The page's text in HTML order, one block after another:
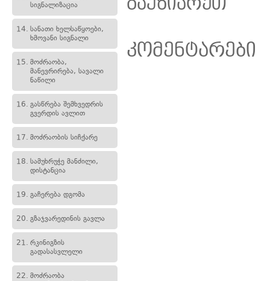
სიგნალიზაცია
14. სანათი ხელსაწყოები,
ხმოვანი სიგნალი
15. მოძრაობა,
მანევრირება, სავალი
ნაწილი
16. გასწრება შემხვედრის
გვერდის ავლით
17. მოძრაობის სიჩქარე
18. სამუხრუჭე მანძილი,
დისტანცია
19. გაჩერება დგომა
20. გზაჯვარედინის გავლა
21. რკინიგზის
გადასასვლელი
22. მოძრაობა
კომენტარები